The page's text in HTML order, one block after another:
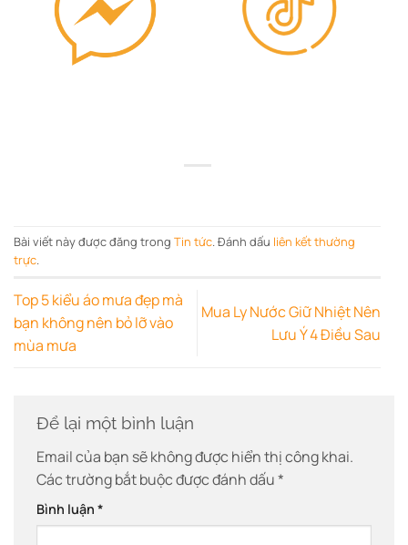
Bài viết này được đăng trong Tin tức. Đánh dấu liên kết thường
trực.
Top 5 kiểu áo mưa đẹp mà
bạn không nên bỏ lỡ vào
mùa mưa
Mua Ly Nước Giữ Nhiệt Nên
Lưu Ý 4 Điều Sau
Để lại một bình luận
Email của bạn sẽ không được hiển thị công khai.
Các trường bắt buộc được đánh dấu*
Bình luận *